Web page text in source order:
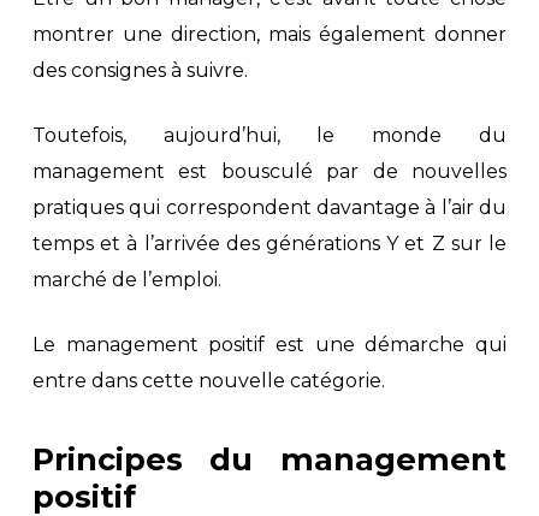
montrer une direction, mais également donner
des consignes à suivre.
Toutefois, aujourd’hui, le monde du
management est bousculé par de nouvelles
pratiques qui correspondent davantage à l’air du
temps et à l’arrivée des générations Y et Z sur le
marché de l’emploi.
Le management positif est une démarche qui
entre dans cette nouvelle catégorie.
Principes du management
positif